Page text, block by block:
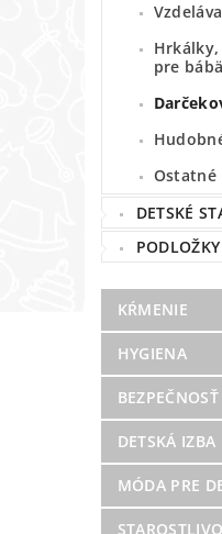
pre
Ostatné
DETSKÉ
KŔMENIE
HYGIENA
DETSKÁ IZBA
MÓDA PRE